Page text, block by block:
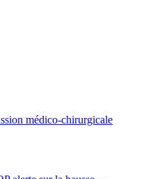
médico-chirurgicale